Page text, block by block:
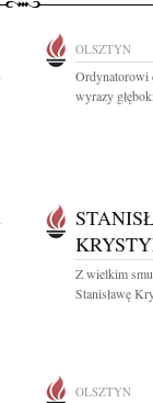
OLSZTYN
Ordynatorowi
wyrazy
Z wielkim
Stanisławę
OLSZTYN